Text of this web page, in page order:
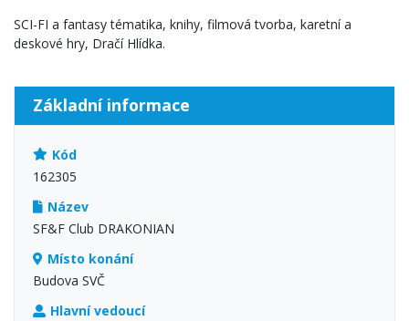
SCI-FI a fantasy tématika, knihy, filmová tvorba, karetní a
deskové hry, Dračí Hlídka.
Základní informace
Kód
162305
Název
SF&F Club DRAKONIAN
Místo konání
Budova SVČ
Hlavní vedoucí